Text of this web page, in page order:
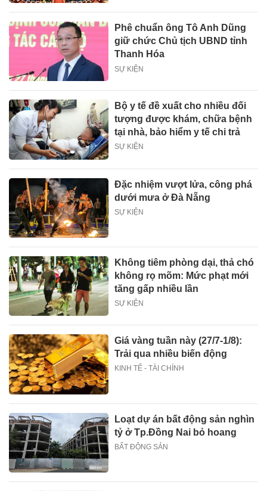
Phê chuẩn ông Tô Anh Dũng
giữ chức Chủ tịch UBND tỉnh
Thanh Hóa
SỰ KIỆN
Bộ y tế đề xuất cho nhiều đối
tượng được khám, chữa bệnh
tại nhà, bảo hiểm y tế chi trả
SỰ KIỆN
Đặc nhiệm vượt lửa, công phá
dưới mưa ở Đà Nẵng
SỰ KIỆN
Không tiêm phòng dại, thả chó
không rọ mõm: Mức phạt mới
tăng gấp nhiều lần
SỰ KIỆN
Giá vàng tuần này (27/7-1/8):
Trải qua nhiều biến động
KINH TẾ - TÀI CHÍNH
Loạt dự án bất động sản nghìn
tỷ ở Tp.Đồng Nai bỏ hoang
BẤT ĐỘNG SẢN